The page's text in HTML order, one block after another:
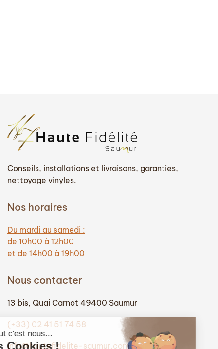
Conseils, installations et livraisons, garanties,
nettoyage vinyles.
Nos horaires
Du mardi au samedi :
de 10h00 à 12h00
et de 14h00 à 19h00
Nous contacter
13 bis, Quai Carnot 49400 Saumur
(+33) 02 41 51 74 58
info@hautefidelite-saumur.com